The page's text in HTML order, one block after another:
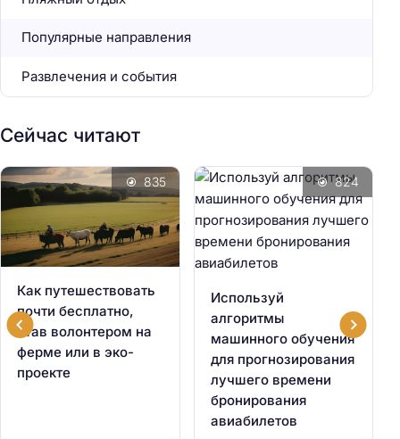
Популярные направления
Развлечения и события
Сейчас читают
Как путешествовать
почти бесплатно,
став волонтером на
ферме или в эко-
проекте
835
Используй
алгоритмы
машинного обучения
для прогнозирования
лучшего времени
бронирования
авиабилетов
824